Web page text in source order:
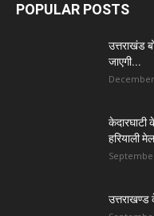
POPULAR POSTS
उत्तराखंड
जाएगी...
केदारघाटी
हरियाली